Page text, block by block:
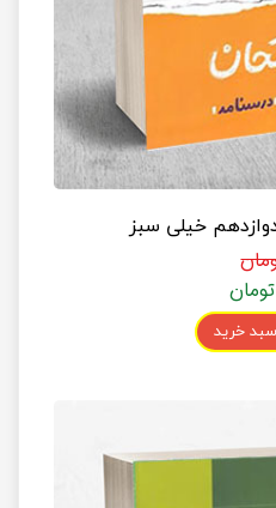
خیلی سبز
خرید